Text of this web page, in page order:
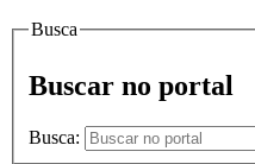
Busca
Buscar no portal
Busca: